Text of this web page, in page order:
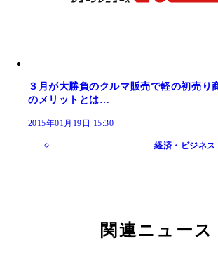
３月が大勝負のクルマ販売で軽の初売り
のメリットとは…
2015年01月19日 15:30
経済・ビジネス
関連ニュース